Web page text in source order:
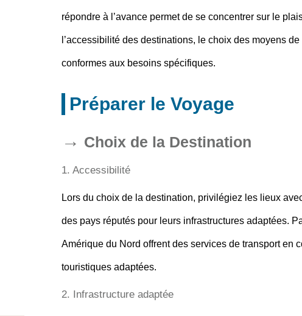
répondre à l’avance permet de se concentrer sur le
l’accessibilité des destinations, le choix des moyens
conformes aux besoins spécifiques.
Préparer le Voyage
Choix de la Destination
1. Accessibilité
Lors du choix de la destination, privilégiez les lieux
des pays réputés pour leurs infrastructures adaptées.
Amérique du Nord offrent des services de transport en
touristiques adaptées.
2. Infrastructure adaptée